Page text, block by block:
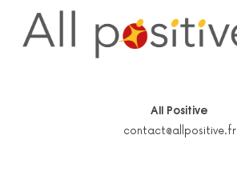
All Positive
contact@allpositive.fr